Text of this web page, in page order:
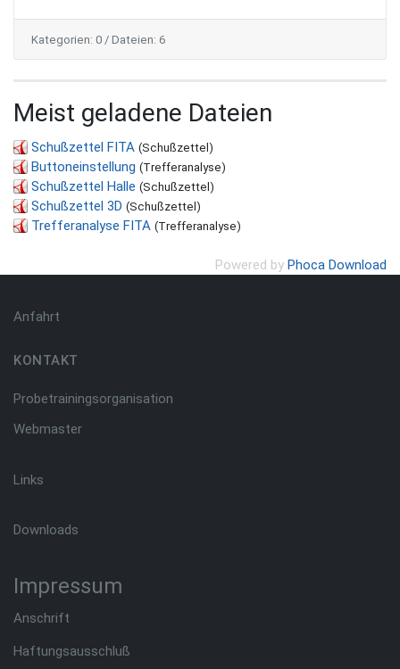
Kategorien: 0/ Dateien: 6
Meist geladene Dateien
Schußzettel FITA (Schußzettel)
Buttoneinstellung (Trefferanalyse)
Schußzettel Halle (Schußzettel)
Schußzettel 3D (Schußzettel)
Trefferanalyse FITA (Trefferanalyse)
Powered by Phoca Download
Anfahrt
KONTAKT
Probetrainingsorganisation
Webmaster
Links
Downloads
Impressum
Anschrift
Haftungsausschluß